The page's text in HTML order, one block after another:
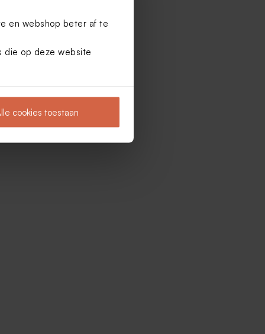
en webshop beter af te
die op deze website
cookies toestaan